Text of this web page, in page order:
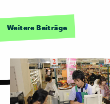
Weitere Beiträge